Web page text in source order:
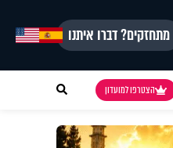
מתחזקים? דברו איתנו
הצטרפו למועדון